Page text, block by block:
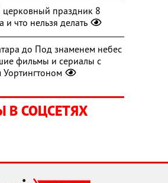
церковный праздник 8
и что нельзя делать
до Под знаменем небес
фильмы и сериалы с
В СОЦСЕТЯХ